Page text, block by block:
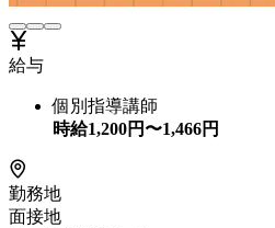
給与
個別指導講師
時給1,200円〜1,466円
勤務地
面接地